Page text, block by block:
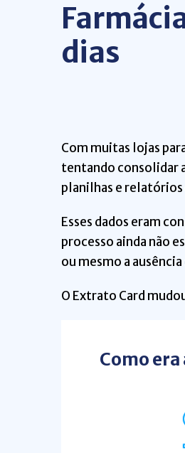
dias
Com muitas lojas
tentando consolidar
planilhas e relatórios
Esses dados eram
processo ainda não
ou mesmo a
O Extrato Card
Como